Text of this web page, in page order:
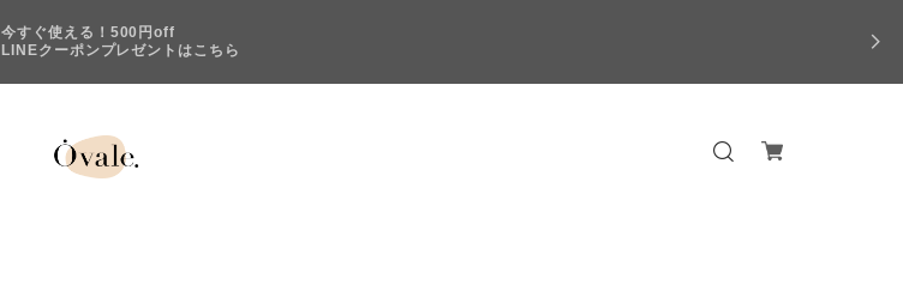
今すぐ使える！500円off
LINEクーポンプレゼントはこちら